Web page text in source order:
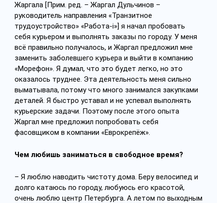
Жаргала [Прим. ред. – Жаргал Дульчинов –
руководитель направления «Транзитное
трудоустройство» «Работа-i»] я начал пробовать
себя курьером и выполнять заказы по городу. У меня
всё правильно получалось, и Жаргал предложил мне
заменить заболевшего курьера и выйти в компанию
«Морефон». Я думал, что это будет легко, но это
оказалось труднее. Эта деятельность меня сильно
выматывала, потому что много занимался закупками
деталей. Я быстро уставал и не успевал выполнять
курьерские задачи. Поэтому после этого опыта
Жаргал мне предложил попробовать себя
фасовщиком в компании «Еврокрепёж».
Чем любишь заниматься в свободное время?
– Я люблю наводить чистоту дома. Беру велосипед и
долго катаюсь по городу, любуюсь его красотой,
очень люблю центр Петербурга. А летом по выходным